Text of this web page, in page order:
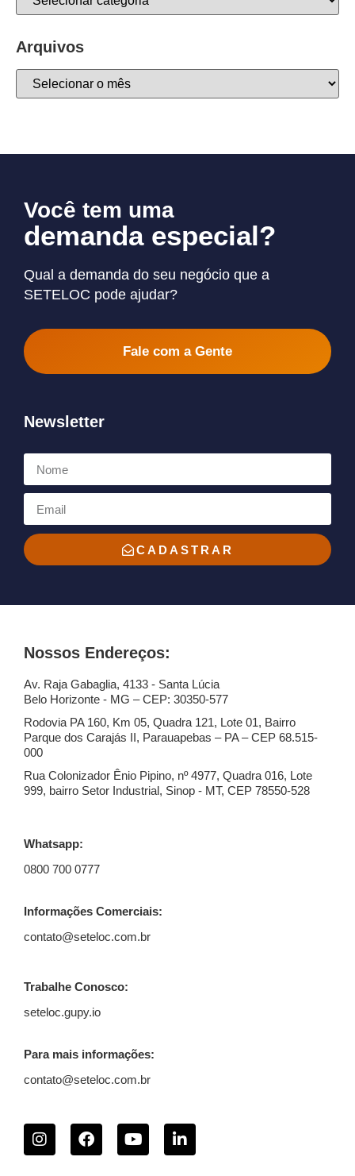
Arquivos
Nossos Endereços:
Av. Raja Gabaglia, 4133 - Santa Lúcia
Belo Horizonte - MG – CEP: 30350-577
Rodovia PA 160, Km 05, Quadra 121, Lote 01, Bairro
Parque dos Carajás II, Parauapebas – PA – CEP 68.515-
000
Rua Colonizador Ênio Pipino, nº 4977, Quadra 016, Lote
999, bairro Setor Industrial, Sinop - MT, CEP 78550-528
Whatsapp:
0800 700 0777
Informações Comerciais:
contato@seteloc.com.br
Trabalhe Conosco:
seteloc.gupy.io
Para mais informações:
contato@seteloc.com.br
Você tem uma
demanda especial?
Qual a demanda do seu negócio que a
SETELOC pode ajudar?
Fale com a Gente
Newsletter
CADASTRAR